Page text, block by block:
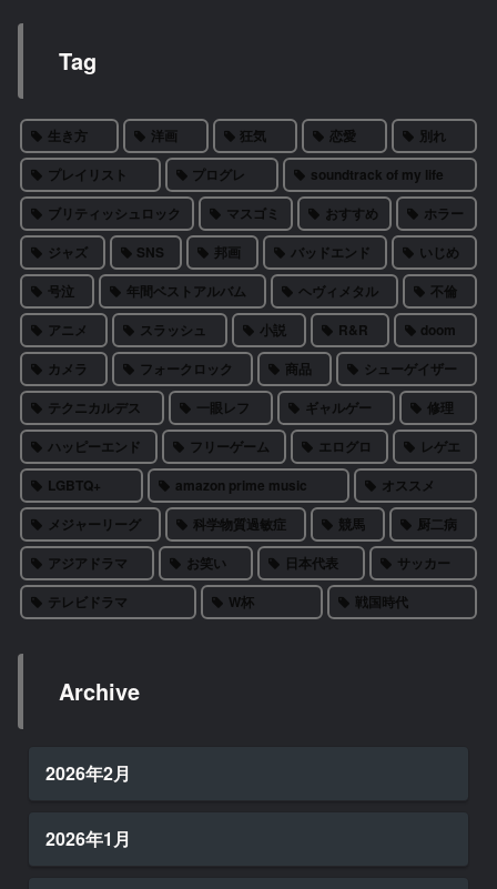
Tag
生き方 洋画 狂気 恋愛
別れ
プレイリスト
プログレ
soundtrack of my life
ブリティッシュロック
マスゴミ おすすめ
ホラー
ジャズ
SNS 邦画 バッドエンド
いじめ
号泣
年間ベストアルバム ヘヴィメタル
不倫
アニメ
スラッシュ 小説 R&R
doom
カメラ
フォークロック 商品
シューゲイザー
テクニカルデス
一眼レフ ギャルゲー
修理
ハッピーエンド
フリーゲーム エログロ
レゲエ
LGBTQ+
amazon prime music
オススメ
メジャーリーグ
科学物質過敏症 競馬
厨二病
アジアドラマ
お笑い 日本代表
サッカー
テレビドラマ
W杯 戦国時代
Archive
2026年2月
2026年1月